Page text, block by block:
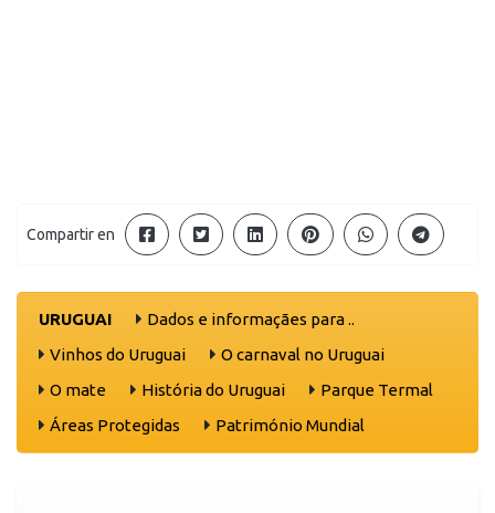
Compartir en
URUGUAI
Dados e informaçães para ..
Vinhos do Uruguai
O carnaval no Uruguai
O mate
História do Uruguai
Parque Termal
Áreas Protegidas
Património Mundial